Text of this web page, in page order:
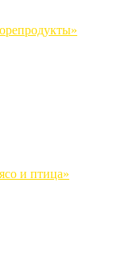
и птица»